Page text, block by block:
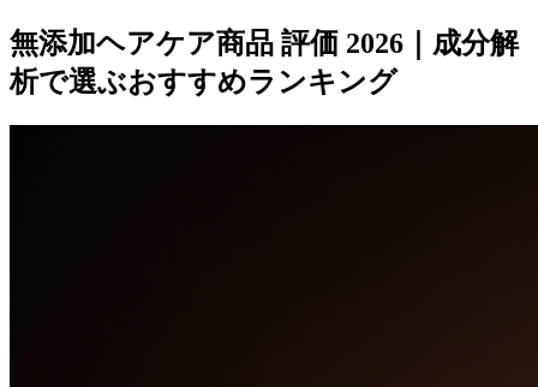
無添加ヘアケア商品 評価 2026｜成分解
析で選ぶおすすめランキング